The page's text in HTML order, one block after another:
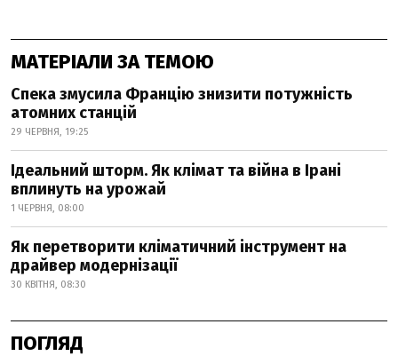
МАТЕРІАЛИ ЗА ТЕМОЮ
Спека змусила Францію знизити потужність
атомних станцій
29 ЧЕРВНЯ, 19:25
Ідеальний шторм. Як клімат та війна в Ірані
вплинуть на урожай
1 ЧЕРВНЯ, 08:00
Як перетворити кліматичний інструмент на
драйвер модернізації
30 КВІТНЯ, 08:30
ПОГЛЯД